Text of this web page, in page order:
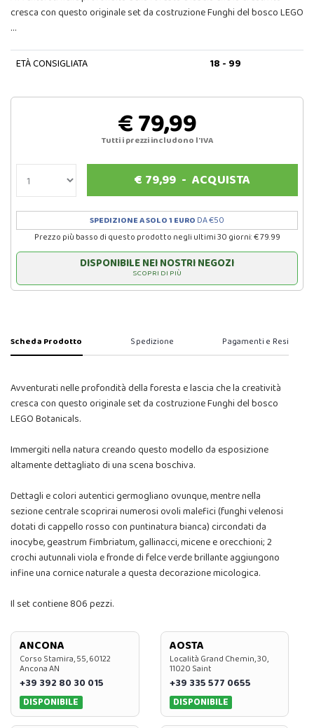
cresca con questo originale set da costruzione Funghi del bosco LEGO
…
ETÀ CONSIGLIATA 18 - 99
€ 79,99
Tutti i prezzi includono l'IVA
€ 79,99 -ACQUISTA
SPEDIZIONE A SOLO 1 EURO DA €50
Prezzo più basso di questo prodotto negli ultimi 30 giorni: € 79.99
DISPONIBILE NEI NOSTRI NEGOZI
SCOPRI DI PIÙ
Scheda Prodotto Spedizione Pagamenti e Resi
Avventurati nelle profondità della foresta e lascia che la creatività
cresca con questo originale set da costruzione Funghi del bosco
LEGO Botanicals.
Immergiti nella natura creando questo modello da esposizione
altamente dettagliato di una scena boschiva.
Dettagli e colori autentici germogliano ovunque, mentre nella
sezione centrale scoprirai numerosi ovoli malefici (funghi velenosi
dotati di cappello rosso con puntinatura bianca) circondati da
inocybe, geastrum fimbriatum, gallinacci, micene e orecchioni; 2
crochi autunnali viola e fronde di felce verde brillante aggiungono
infine una cornice naturale a questa decorazione micologica.
Il set contiene 806 pezzi.
ANCONA
Corso Stamira, 55, 60122
Ancona AN
+39 392 80 30 015
DISPONIBILE
AOSTA
Località Grand Chemin, 30,
11020 Saint
+39 335 577 0655
DISPONIBILE